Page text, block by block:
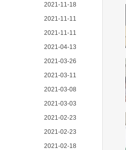
2021-11-18
2021-11-11
2021-11-11
2021-04-13
2021-03-26
2021-03-11
2021-03-08
2021-03-03
2021-02-23
2021-02-23
2021-02-18